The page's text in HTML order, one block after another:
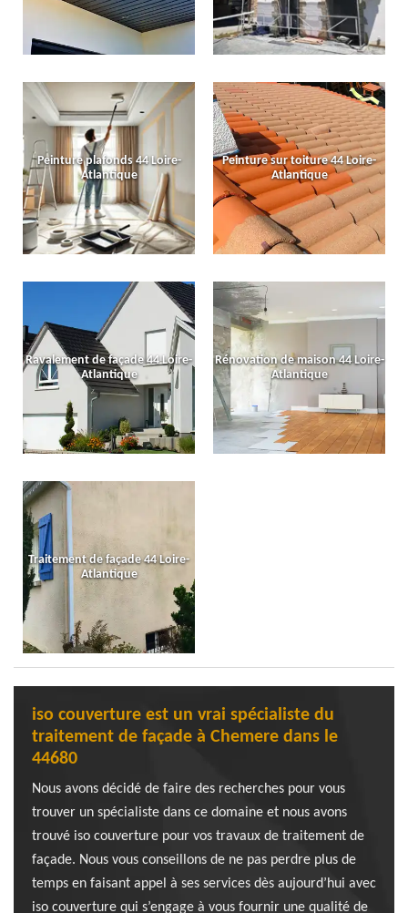
Peinture plafonds 44 Loire-
Atlantique
Peinture sur toiture 44 Loire-
Atlantique
Ravalement de façade 44 Loire-
Atlantique
Rénovation de maison 44 Loire-
Atlantique
Traitement de façade 44 Loire-
Atlantique
iso couverture est un vrai spécialiste du
traitement de façade à Chemere dans le
44680
Nous avons décidé de faire des recherches pour vous
trouver un spécialiste dans ce domaine et nous avons
trouvé iso couverture pour vos travaux de traitement de
façade. Nous vous conseillons de ne pas perdre plus de
temps en faisant appel à ses services dès aujourd’hui avec
iso couverture qui s’engage à vous fournir une qualité de